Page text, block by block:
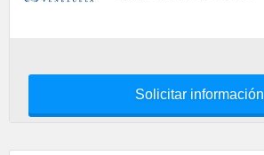
Solicitar información